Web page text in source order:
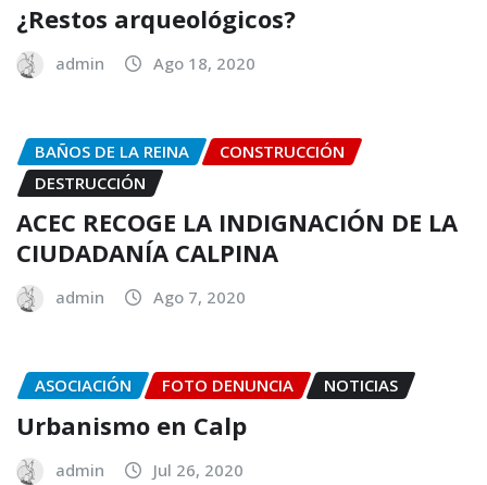
¿Restos arqueológicos?
admin Ago 18, 2020
BAÑOS DE LA REINA
CONSTRUCCIÓN
DESTRUCCIÓN
ACEC RECOGE LA INDIGNACIÓN DE LA
CIUDADANÍA CALPINA
admin Ago 7, 2020
ASOCIACIÓN FOTO DENUNCIA NOTICIAS
Urbanismo en Calp
admin Jul 26, 2020